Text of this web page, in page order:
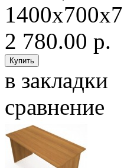
2 780.00 р.
в закладки
сравнение